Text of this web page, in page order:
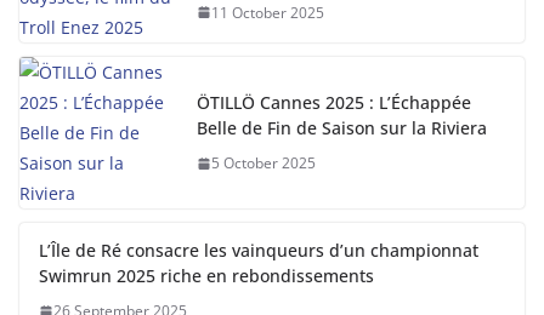
11 October 2025
ÖTILLÖ Cannes 2025 : L’Échappée
Belle de Fin de Saison sur la Riviera
5 October 2025
L’Île de Ré consacre les vainqueurs d’un championnat
Swimrun 2025 riche en rebondissements
26 September 2025